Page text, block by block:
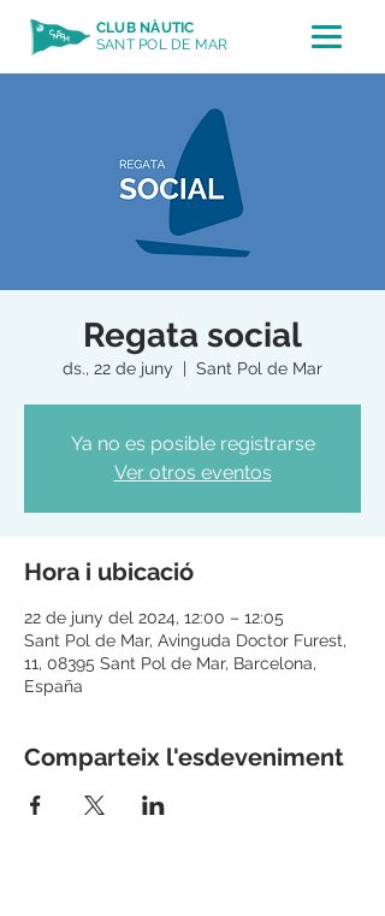
CLUB NÀUTIC
SANT POL DE MAR
Regata social
ds., 22 de juny
  |
Sant Pol de Mar
Ya no es posible registrarse
Ver otros eventos
Hora i ubicació
22 de juny del 2024, 12:00 – 12:05
Sant Pol de Mar, Avinguda Doctor Furest,
11, 08395 Sant Pol de Mar, Barcelona,
España
Comparteix l'esdeveniment